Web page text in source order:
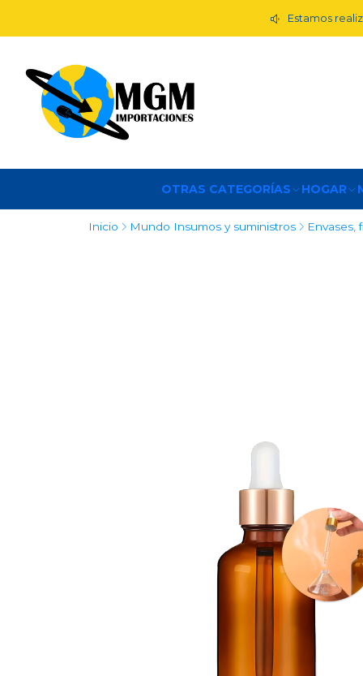
OTRAS CATEGORÍAS HOGAR
Estamos
Inicio Mundo Insumos y suministros Envases,